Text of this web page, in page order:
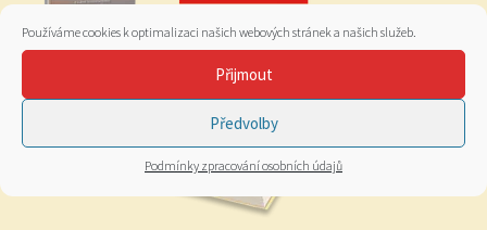
Používáme cookies k optimalizaci našich webových stránek a našich služeb.
Přijmout
Předvolby
Podmínky zpracování osobních údajů